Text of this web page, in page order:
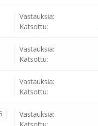
Vastauksia:
Katsottu:
Vastauksia:
Katsottu:
Vastauksia:
Katsottu:
Vastauksia: